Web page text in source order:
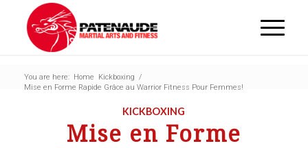
You are here: Home Kickboxing /
Mise en Forme Rapide Grâce au Warrior Fitness Pour Femmes!
KICKBOXING
Mise en Forme